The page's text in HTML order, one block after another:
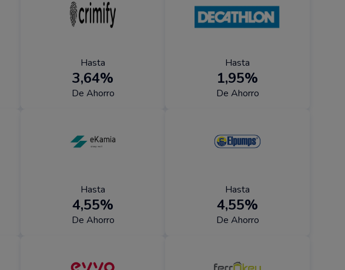
Hasta
3,64%
De Ahorro
Hasta
1,95%
De Ahorro
Hasta
4,55%
De Ahorro
Hasta
4,55%
De Ahorro